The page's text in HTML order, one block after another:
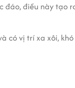
điều này tạo
có vị trí xa xôi,